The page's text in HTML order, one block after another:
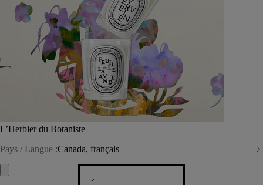
L’Herbier du Botaniste
Pays / Langue :Canada, français